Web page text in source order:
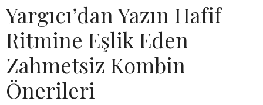
Yargıcı’dan Yazın Hafif
Ritmine Eşlik Eden
Zahmetsiz Kombin
Önerileri